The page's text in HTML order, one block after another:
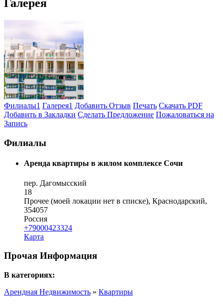
Галерея
Филиалы1 Галерея1 Добавить Отзыв Печать Скачать PDF
Добавить в Закладки Сделать Предложение Пожаловаться на
Запись
Филиалы
Аренда квартиры в жилом комплексе Сочи
пер. Дагомысский
18
Прочее (моей локации нет в списке), Краснодарский,
354057
Россия
+79000423324
Карта
Прочая Информация
В категориях:
Арендная Недвижимость » Квартиры